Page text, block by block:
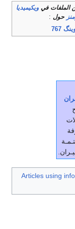
الملفات في ويكيميديا
حول :
767
Articles using